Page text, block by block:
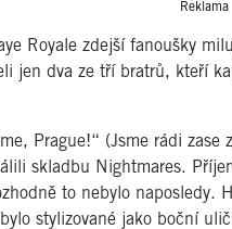
Reklama
Royale zdejší fanoušky
jen dva ze tří bratrů, kteří
Prague!“ (Jsme rádi
skladbu Nightmares.
to nebylo naposledy.
stylizované jako boční